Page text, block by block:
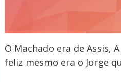
O Machado era de Assis,
feliz mesmo era o Jorge